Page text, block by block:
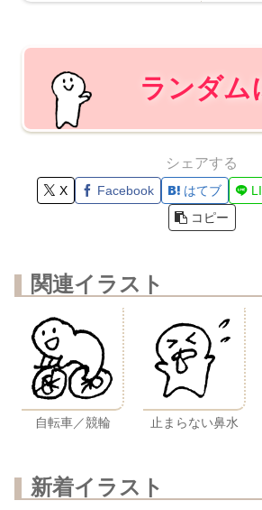
ランダム
シェアする
X Facebook はてブ
コピー
関連イラスト
自転車／競輪 止まらない鼻水
新着イラスト